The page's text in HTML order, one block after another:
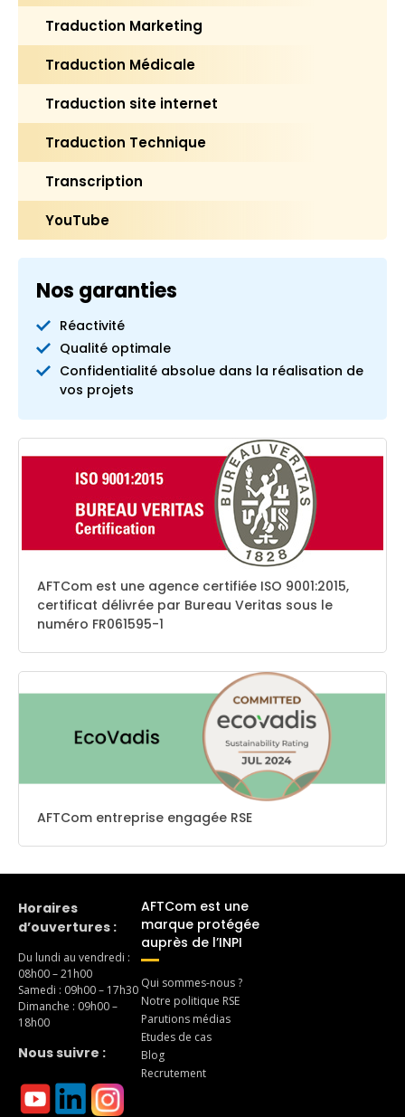
Traduction Marketing
Traduction Médicale
Traduction site internet
Traduction Technique
Transcription
YouTube
Nos garanties
Réactivité
Qualité optimale
Confidentialité absolue dans la réalisation de
vos projets
AFTCom est une agence certifiée ISO 9001:2015,
certificat délivrée par Bureau Veritas sous le
numéro FR061595-1
AFTCom entreprise engagée RSE
Horaires
d’ouvertures :
Du lundi au vendredi :
08h00 – 21h00
Samedi : 09h00 – 17h30
Dimanche : 09h00 –
18h00
Nous suivre :
AFTCom est une
marque protégée
auprès de l’INPI
Qui sommes-nous ?
Notre politique RSE
Parutions médias
Etudes de cas
Blog
Recrutement